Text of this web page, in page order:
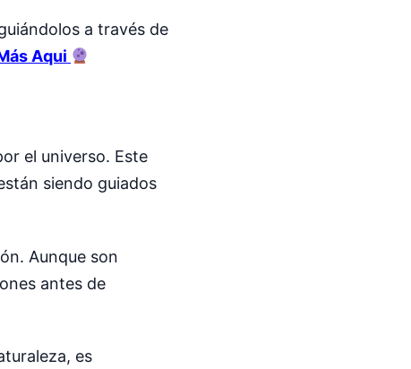
a través de
Aqui
el universo. Este
siendo guiados
Aunque son
antes de
es